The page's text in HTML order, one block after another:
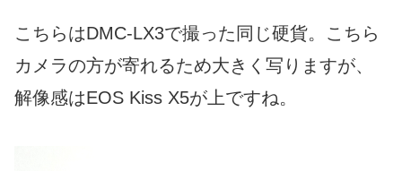
こちらはDMC-LX3で撮った同じ硬貨。こちら
カメラの方が寄れるため大きく写りますが、
解像感はEOS Kiss X5が上ですね。